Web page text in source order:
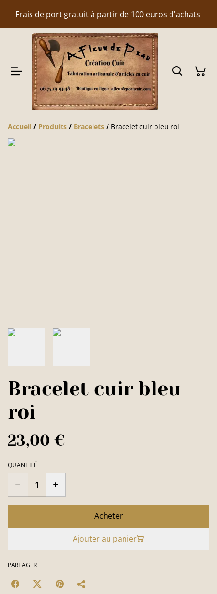
Frais de port gratuit à partir de 100 euros d'achats.
Accueil / Produits / Bracelets / Bracelet cuir bleu roi
Bracelet cuir bleu
roi
23,00 €
QUANTITÉ
Acheter
Ajouter au panier
PARTAGER